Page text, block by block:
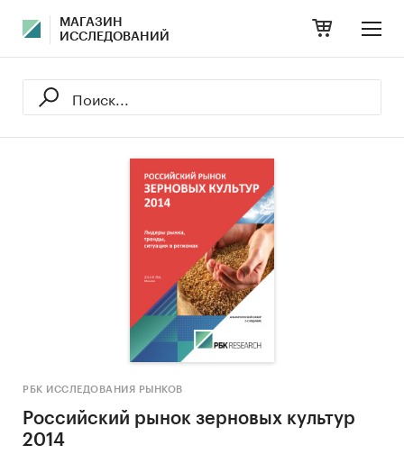
МАГАЗИН
ИССЛЕДОВАНИЙ
РБК ИССЛЕДОВАНИЯ РЫНКОВ
Российский рынок зерновых культур
2014